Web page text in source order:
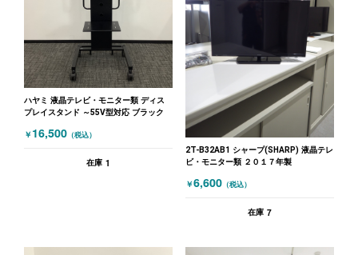
ハヤミ 液晶テレビ・モニター類 ディス
プレイスタンド ～55V型対応 ブラック
￥ 16,500 （税込）
在庫 1
2T-B32AB1 シャープ(SHARP) 液晶テレ
ビ・モニター類 ２０１７年製
￥6,600 （税込）
在庫 7